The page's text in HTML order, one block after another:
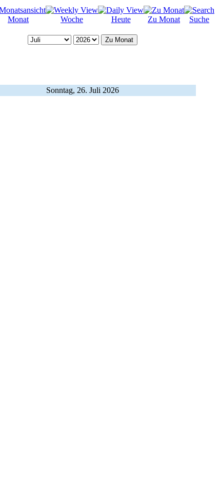
Monat Woche Heute Zu Monat Suche
Zu Monat
Sonntag, 26. Juli 2026